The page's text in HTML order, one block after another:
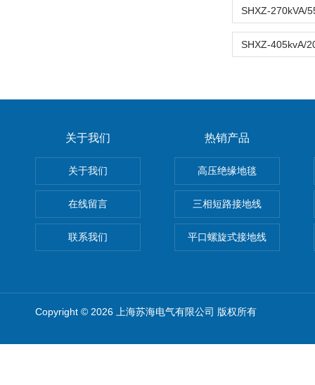
关于我们
关于我们
在线留言
联系我们
热销产品
高压绝缘地毯
三相短路接地线
平口螺旋式接地线
Copyright © 2026 上海苏海电气有限公司 版权所有